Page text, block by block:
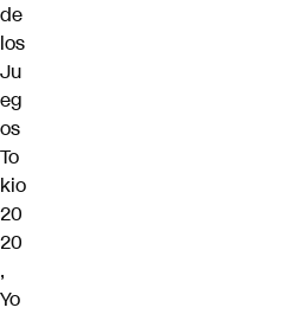
de
los
Ju
eg
os
To
kio
20
20
,
Yo